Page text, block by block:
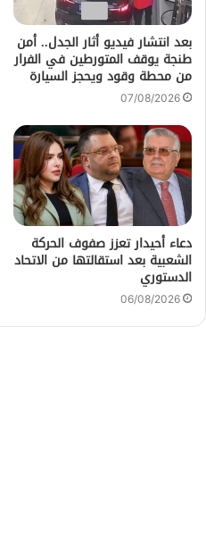
بعد انتشار فيديو أثار الجدل.. أمن
طنجة يوقف المتورطين في الفرار
من محطة وقود ويحجز السيارة
07/08/2026
دعاء أحيدار تعزز صفوف الحركة
الشعبية بعد استقالتها من الاتحاد
الدستوري
06/08/2026